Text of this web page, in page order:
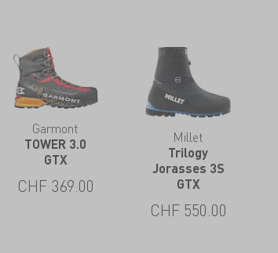
Garmont
TOWER 3.0
GTX
CHF 369.00
Millet
Trilogy
Jorasses 3S
GTX
CHF 550.00